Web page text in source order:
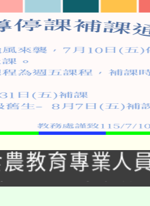
活教案入校路
教育專業人
期間理賠案件